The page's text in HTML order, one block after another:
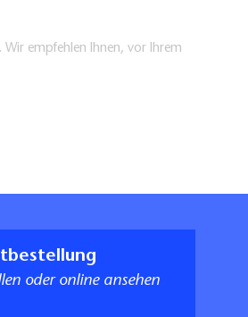
empfehlen Ihnen, vor Ihrem
oder online ansehen